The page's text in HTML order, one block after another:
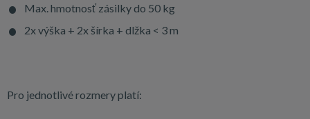
Max. hmotnosť zásilky do 50 kg
2x výška + 2x šírka + dlžka < 3 m
Pro jednotlivé rozmery platí: